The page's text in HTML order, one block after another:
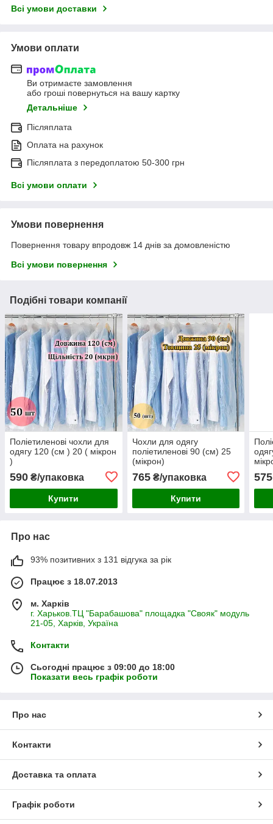
Всі умови доставки
Умови оплати
Ви отримаєте замовлення
або гроші повернуться на вашу картку
Детальніше
Післяплата
Оплата на рахунок
Післяплата з передоплатою 50-300 грн
Всі умови оплати
Умови повернення
Повернення товару впродовж 14 днів за домовленістю
Всі умови повернення
Подібні товари компанії
Поліетиленові чохли для
одягу 120 (см ) 20 ( мікрон
)
590 ₴/упаковка
Купити
Чохли для одягу
поліетиленові 90 (см) 25
(мікрон)
765₴/упаковка
Купити
575
Про нас
93% позитивних з 131 відгука за рік
Працює з 18.07.2013
м. Харків
г. Харьков.ТЦ "Барабашова" площадка "Свояк" модуль
21-05, Харків, Україна
Контакти
Сьогодні працює з 09:00 до 18:00
Показати весь графік роботи
Про нас
Контакти
Доставка та оплата
Графік роботи